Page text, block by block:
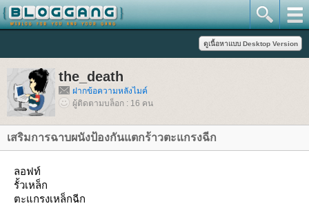
the_death
ฝากข้อความหลังไมค์
ผู้ติดตามบล็อก : 16 คน
เสริมการฉาบผนังป้องกันแตกร้าวตะแกรงฉีก
ลอฟท์
รั้วเหล็ก
ตะแกรงเหล็กฉีก